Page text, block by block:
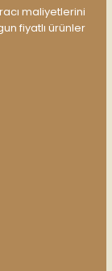
maliyetlerini
fiyatlı ürünler